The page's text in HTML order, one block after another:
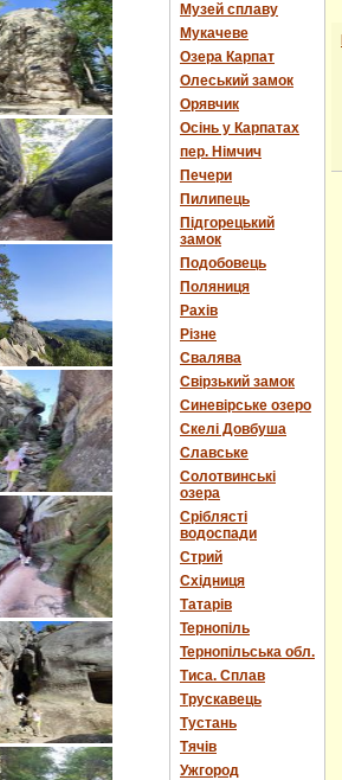
Музей сплаву
Мукачеве
Озера Карпат
Олеський замок
Орявчик
Осінь у Карпатах
пер. Німчич
Печери
Пилипець
Підгорецький
замок
Подобовець
Поляниця
Рахів
Різне
Свалява
Свірзький замок
Синевірське озеро
Скелі Довбуша
Славське
Солотвинські
озера
Сріблясті
водоспади
Стрий
Східниця
Татарів
Тернопіль
Тернопільська обл.
Тиса. Сплав
Трускавець
Тустань
Тячів
Ужгород